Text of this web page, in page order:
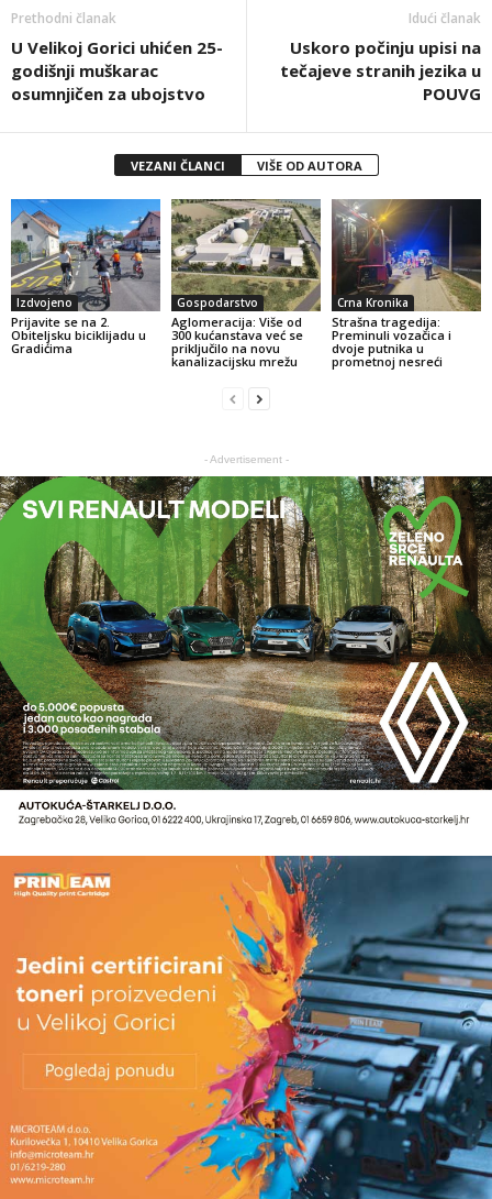
Prethodni članak
U Velikoj Gorici uhićen 25-
godišnji muškarac
osumnjičen za ubojstvo
Idući članak
Uskoro počinju upisi na
tečajeve stranih jezika u
POUVG
VEZANI ČLANCI VIŠE OD AUTORA
Izdvojeno
Prijavite se na 2.
Obiteljsku biciklijadu u
Gradićima
Gospodarstvo
Aglomeracija: Više od
300 kućanstava već se
priključilo na novu
kanalizacijsku mrežu
Crna Kronika
Strašna tragedija:
Preminuli vozačica i
dvoje putnika u
prometnoj nesreći
- Advertisement -